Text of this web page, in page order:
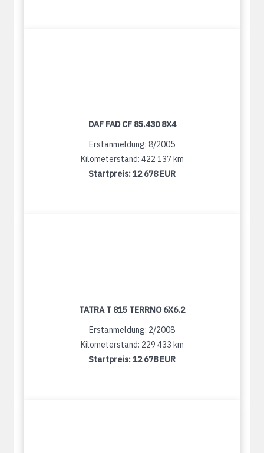
DAF FAD CF 85.430 8X4
Erstanmeldung: 8/2005
Kilometerstand: 422 137 km
Startpreis:12 678 EUR
TATRA T 815 TERRNO 6X6.2
Erstanmeldung: 2/2008
Kilometerstand: 229 433 km
Startpreis:12 678 EUR